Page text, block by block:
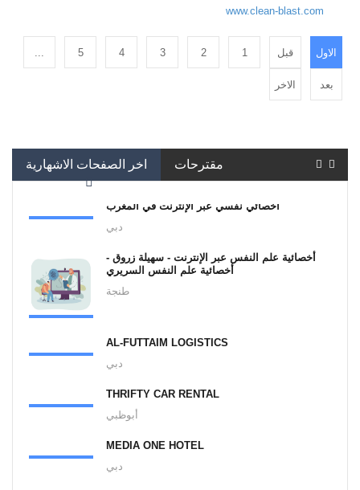
www.clean-blast.com
الاول قبل 1
2
3
4
5
...
بعد الاخر
اخر الصفحات الاشهارية مقترحات
أخصائي نفسي عبر الإنترنت في المغرب
دبي
أخصائية علم النفس عبر الإنترنت - سهيلة زروق -
أخصائية علم النفس السريري
طنجة
AL-FUTTAIM LOGISTICS
دبي
THRIFTY CAR RENTAL
أبوظبي
MEDIA ONE HOTEL
دبي